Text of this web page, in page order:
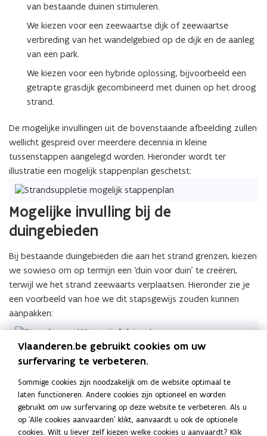
van bestaande duinen stimuleren.
We kiezen voor een zeewaartse dijk of zeewaartse
verbreding van het wandelgebied op de dijk en de aanleg
van een park.
We kiezen voor een hybride oplossing, bijvoorbeeld een
getrapte grasdijk gecombineerd met duinen op het droog
strand.
De mogelijke invullingen uit de bovenstaande afbeelding zullen
wellicht gespreid over meerdere decennia in kleine
tussenstappen aangelegd worden. Hieronder wordt ter
illustratie een mogelijk stappenplan geschetst:
Mogelijke invulling bij de
duingebieden
Bij bestaande duingebieden die aan het strand grenzen, kiezen
we sowieso om op termijn een ‘duin voor duin’ te creëren,
terwijl we het strand zeewaarts verplaatsen. Hieronder zie je
een voorbeeld van hoe we dit stapsgewijs zouden kunnen
aanpakken:
We voegen extra zand toe op het strand waardoor het
strand hoger komt te liggen.
We laten de natuur haar gang gaan waardoor er nieuwe
embryonale duinen ontstaan voor de bestaande duinen.
We voegen extra zand toe aan het strand en de nieuwe
duinen groeien verder aan.
Vlaanderen.be gebruikt cookies om uw
surfervaring te verbeteren.
Sommige cookies zijn noodzakelijk om de website optimaal te
laten functioneren. Andere cookies zijn optioneel en worden
gebruikt om uw surfervaring op deze website te verbeteren. Als u
op 'Alle cookies aanvaarden' klikt, aanvaardt u ook de optionele
cookies. Wilt u liever zelf kiezen welke cookies u aanvaardt? Klik